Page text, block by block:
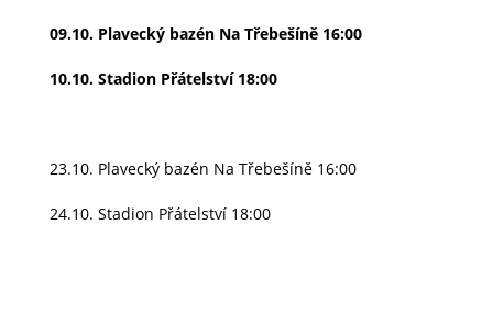
09.10. Plavecký bazén Na Třebešíně 16:00
10.10. Stadion Přátelství 18:00
23.10. Plavecký bazén Na Třebešíně 16:00
24.10. Stadion Přátelství 18:00